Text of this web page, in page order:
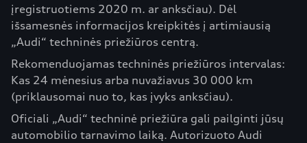
įregistruotiems 2020 m. ar anksčiau). Dėl
išsamesnės informacijos kreipkitės į artimiausią
„Audi“ techninės priežiūros centrą.
Rekomenduojamas techninės priežiūros intervalas:
Kas 24 mėnesius arba nuvažiavus 30 000 km
(priklausomai nuo to, kas įvyks anksčiau).
Oficiali „Audi“ techninė priežiūra gali pailginti jūsų
automobilio tarnavimo laiką. Autorizuoto Audi